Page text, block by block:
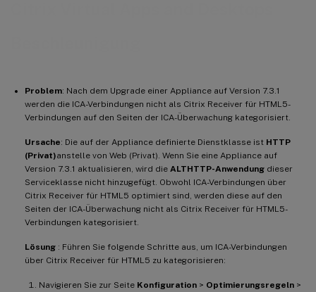
Problem: Nach dem Upgrade einer Appliance auf Version 7.3.1
werden die ICA-Verbindungen nicht als Citrix Receiver für HTML5-
Verbindungen auf den Seiten der ICA-Überwachung kategorisiert.
Ursache: Die auf der Appliance definierte Dienstklasse ist HTTP
(Privat)anstelle von Web (Privat). Wenn Sie eine Appliance auf
Version 7.3.1 aktualisieren, wird die ALTHTTP-Anwendung dieser
Serviceklasse nicht hinzugefügt. Obwohl ICA-Verbindungen über
Citrix Receiver für HTML5 optimiert sind, werden diese auf den
Seiten der ICA-Überwachung nicht als Citrix Receiver für HTML5-
Verbindungen kategorisiert.
Lösung : Führen Sie folgende Schritte aus, um ICA-Verbindungen
über Citrix Receiver für HTML5 zu kategorisieren:
Navigieren Sie zur Seite Konfiguration > Optimierungsregeln >